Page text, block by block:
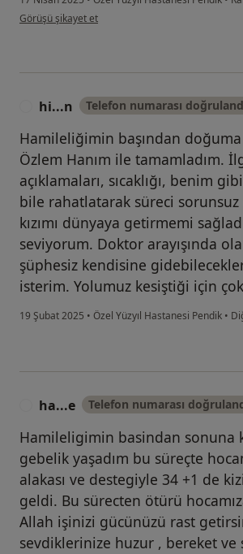
kullanıcının görüşüne göre fi...
Görüşü şikayet et
hi...n Telefon numarası
Hamileliğimin başından
Özlem Hanım ile tamamladım.
açıklamaları, sıcaklığı, benim
bile rahatlatarak süreci sorunsuz
kızımı dünyaya getirmemi
seviyorum. Doktor arayışında
şüphesiz kendisine
isterim. Yolumuz kesiştiği için
19 Şubat 2025 • Özel Yüzyıl Hastanesi Pendik •
ha...e Telefon numarası
Hamileligimin basindan sonuna
gebelik yaşadım bu süreçte
alakası ve destegiyle 34 +1 de
geldi. Bu sürecten ötürü
Allah işinizi gücünüzü rast
sevdiklerinize huzur , bereket ve